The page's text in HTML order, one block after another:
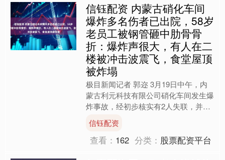
信钰配资 内蒙古硝化车间
爆炸多名伤者已出院，58岁
老员工被钢管砸中肋骨骨
折：爆炸声很大，有人在二
楼被冲击波震飞，食堂屋顶
被炸塌
极目新闻记者 郭迩 3月19日中午，内
蒙古利元科技有限公司硝化车间发生爆
炸事故，经初步核实有2人失联，并有
多人受伤被送至邻近的中卫市人民医
院。 中卫市人民医院急....
信钰配资
查看： 162 分类： 股票配资平台